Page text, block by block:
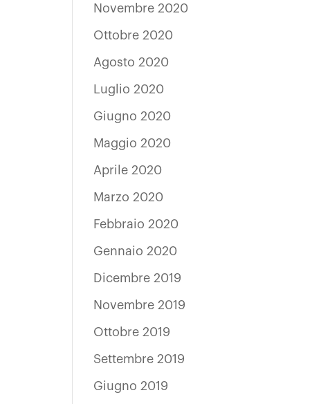
Novembre 2020
Ottobre 2020
Agosto 2020
Luglio 2020
Giugno 2020
Maggio 2020
Aprile 2020
Marzo 2020
Febbraio 2020
Gennaio 2020
Dicembre 2019
Novembre 2019
Ottobre 2019
Settembre 2019
Giugno 2019